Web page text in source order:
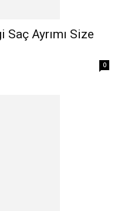
Saç Ayrımı Size
0